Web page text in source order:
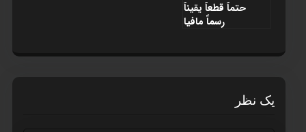
حتماً قطعاً یقیناً
رسماً مافيا
یک نظر